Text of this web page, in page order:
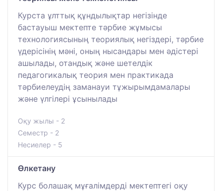
Курста ұлттық құндылықтар негізінде
бастауыш мектепте тәрбие жұмысы
технологиясының теориялық негіздері, тәрбие
үдерісінің мәні, оның нысандары мен әдістері
ашылады, отандық және шетелдік
педагогикалық теория мен практикада
тәрбиелеудің заманауи тұжырымдамалары
және үлгілері ұсынылады
Оқу жылы - 2
Семестр - 2
Несиелер - 5
Өлкетану
Курс болашақ мұғалімдерді мектептегі оқу